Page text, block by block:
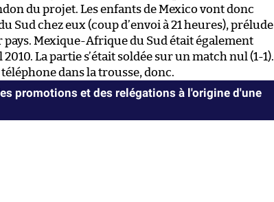
du projet. Les enfants de Mexico vont donc
chez eux (coup d’envoi à 21 heures), prélude
pays. Mexique-Afrique du Sud était également
La partie s’était soldée sur un match nul (1-1).
dans la trousse, donc.
promotions et des relégations à l'origine d'une